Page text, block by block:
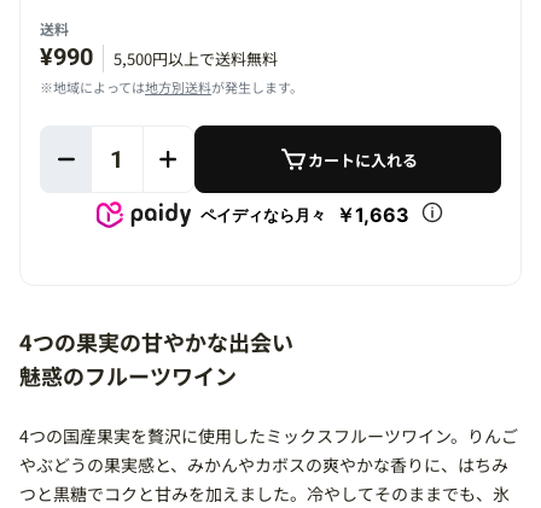
送料
¥990 5,500円以上で送料無料
※地域によっては地方別送料が発生します。
1 カートに入れる
ペイディなら月々 ￥1,663
4つの果実の甘やかな出会い
魅惑のフルーツワイン
4つの国産果実を贅沢に使用したミックスフルーツワイン。りんご
やぶどうの果実感と、みかんやカボスの爽やかな香りに、はちみ
つと黒糖でコクと甘みを加えました。冷やしてそのままでも、氷